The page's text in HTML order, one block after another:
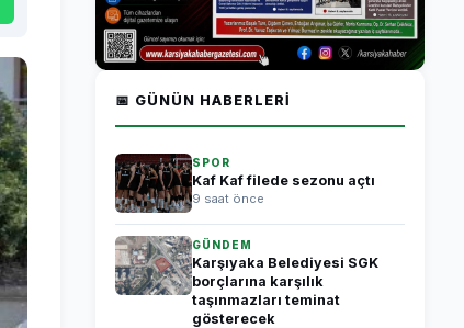
📅 GÜNÜN HABERLERI
SPOR
Kaf Kaf filede sezonu açtı
9 saat önce
GÜNDEM
Karşıyaka Belediyesi SGK
borçlarına karşılık
taşınmazları teminat
gösterecek